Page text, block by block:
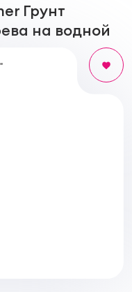
Грунт
на водной